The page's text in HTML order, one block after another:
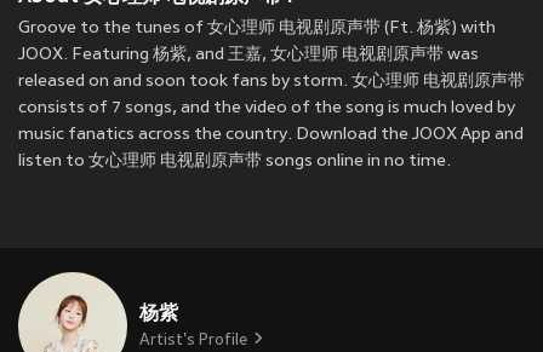
Groove to the tunes of 女心理师 电视剧原声带 (Ft. 杨紫) with
JOOX. Featuring 杨紫, and 王嘉, 女心理师 电视剧原声带 was
released on and soon took fans by storm. 女心理师 电视剧原声带
consists of 7 songs, and the video of the song is much loved by
music fanatics across the country. Download the JOOX App and
listen to 女心理师 电视剧原声带 songs online in no time.
杨紫
Artist's Profile